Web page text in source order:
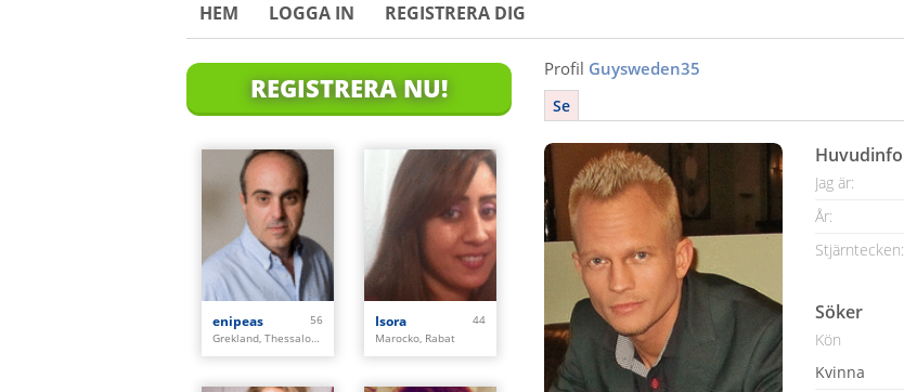
HEM LOGGA IN REGISTRERA DIG
REGISTRERA NU!
enipeas
56
Grekland, Thessaloniki
Isora
44
Marocko, Rabat
Profil Guysweden35
Se
Huvudinfo
Jag är:
År:
Stjärntecken:
Söker
Kön
Kvinna